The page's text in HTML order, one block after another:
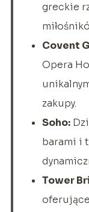
greckie
Covent
Opera
zakupy.
Soho:
barami i
Tower